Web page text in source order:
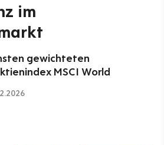
im
gewichteten
MSCI World